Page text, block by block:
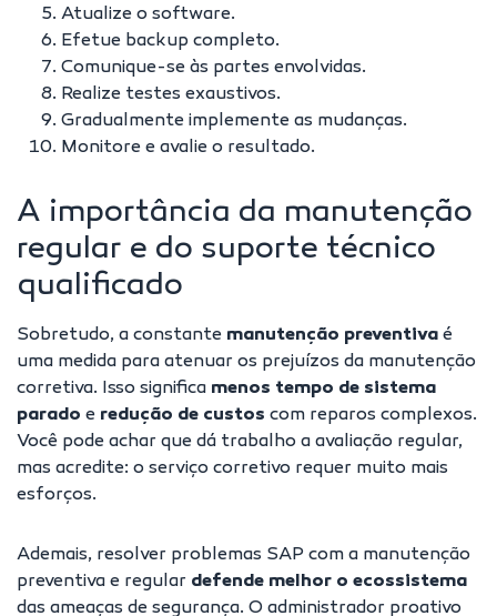
Atualize o software.
Efetue backup completo.
Comunique-se às partes envolvidas.
Realize testes exaustivos.
Gradualmente implemente as mudanças.
Monitore e avalie o resultado.
A importância da manutenção
regular e do suporte técnico
qualificado
Sobretudo, a constante manutenção preventiva é
uma medida para atenuar os prejuízos da manutenção
corretiva. Isso significa menos tempo de sistema
parado e redução de custos com reparos complexos.
Você pode achar que dá trabalho a avaliação regular,
mas acredite: o serviço corretivo requer muito mais
esforços.
Ademais, resolver problemas SAP com a manutenção
preventiva e regular defende melhor o ecossistema
das ameaças de segurança. O administrador proativo